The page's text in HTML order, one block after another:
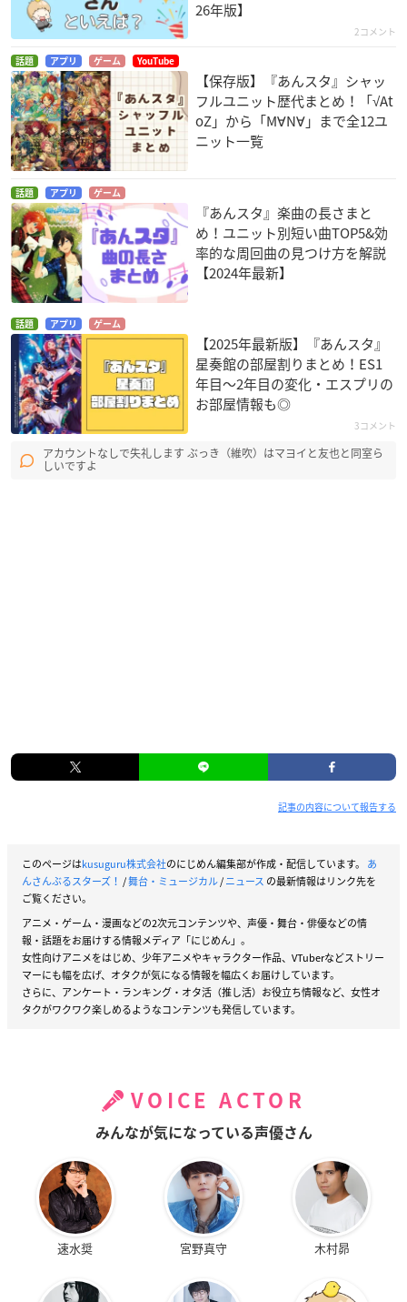
26年版】
2コメント
話題 アプリ ゲーム YouTube
【保存版】『あんスタ』シャッ
フルユニット歴代まとめ！「√At
oZ」から「M∀N∀」まで全12ユ
ニット一覧
話題 アプリ ゲーム
『あんスタ』楽曲の長さまと
め！ユニット別短い曲TOP5&効
率的な周回曲の見つけ方を解説
【2024年最新】
話題 アプリ ゲーム
【2025年最新版】『あんスタ』
星奏館の部屋割りまとめ！ES1
年目〜2年目の変化・エスプリの
お部屋情報も◎
3コメント
アカウントなしで失礼します ぶっき（維吹）はマヨイと友也と同室ら
しいですよ
記事の内容について報告する
このページはkusuguru株式会社のにじめん編集部が作成・配信しています。 あ
んさんぶるスターズ！ /舞台・ミュージカル/ニュース の最新情報はリンク先を
ご覧ください。
アニメ・ゲーム・漫画などの2次元コンテンツや、声優・舞台・俳優などの情
報・話題をお届けする情報メディア「にじめん」。
女性向けアニメをはじめ、少年アニメやキャラクター作品、VTuberなどストリー
マーにも幅を広げ、オタクが気になる情報を幅広くお届けしています。
さらに、アンケート・ランキング・オタ活（推し活）お役立ち情報など、女性オ
タクがワクワク楽しめるようなコンテンツも発信しています。
VOICE ACTOR
みんなが気になっている声優さん
速水奨 宮野真守 木村昴